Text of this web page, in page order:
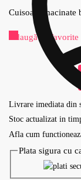
Cuisoare macinate
Adaugă la Favorite
Livrare imediata din
Stoc actualizat in
Afla cum
Plata sigura cu